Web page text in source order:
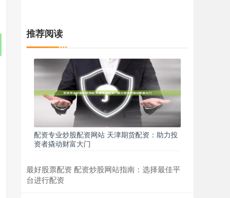
推荐阅读
配资专业炒股配资网站 天津期货配资：助力投
资者撬动财富大门
最好股票配资 配资炒股网站指南：选择最佳平
台进行配资